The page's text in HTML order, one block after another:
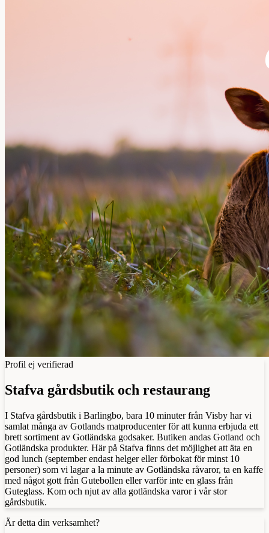
Profil ej verifierad
Stafva gårdsbutik och restaurang
I Stafva gårdsbutik i Barlingbo, bara 10 minuter från Visby har vi
samlat många av Gotlands matproducenter för att kunna erbjuda ett
brett sortiment av Gotländska godsaker. Butiken andas Gotland och
Gotländska produkter. Här på Stafva finns det möjlighet att äta en
god lunch (september endast helger eller förbokat för minst 10
personer) som vi lagar a la minute av Gotländska råvaror, ta en kaffe
med något gott från Gutebollen eller varför inte en glass från
Guteglass. Kom och njut av alla gotländska varor i vår stor
gårdsbutik.
Är detta din verksamhet?